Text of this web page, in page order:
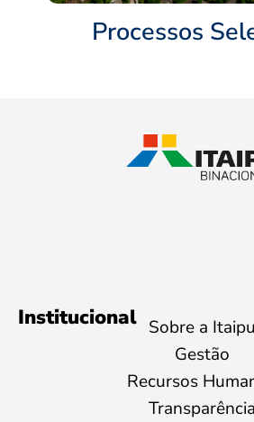
Processos
Institucional Sobre a Itaipu
Gestão
Recursos
Transparência